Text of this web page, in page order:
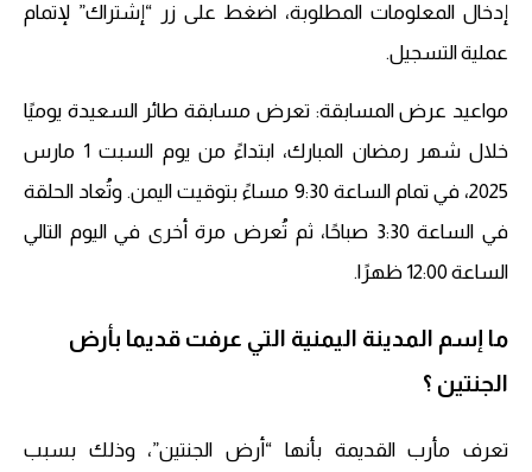
إدخال المعلومات المطلوبة، اضغط على زر “إشتراك” لإتمام
عملية التسجيل.
مواعيد عرض المسابقة: تعرض مسابقة طائر السعيدة يوميًا
خلال شهر رمضان المبارك، ابتداءً من يوم السبت 1 مارس
2025، في تمام الساعة 9:30 مساءً بتوقيت اليمن. وتُعاد الحلقة
في الساعة 3:30 صباحًا، ثم تُعرض مرة أخرى في اليوم التالي
الساعة 12:00 ظهرًا.
ما إسم المدينة اليمنية التي عرفت قديما بأرض
الجنتين ؟
تعرف مأرب القديمة بأنها “أرض الجنتين”، وذلك بسبب